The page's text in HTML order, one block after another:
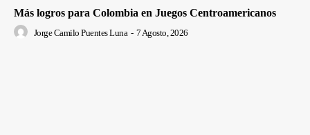
Más logros para Colombia en Juegos Centroamericanos
Jorge Camilo Puentes Luna - 7 Agosto, 2026